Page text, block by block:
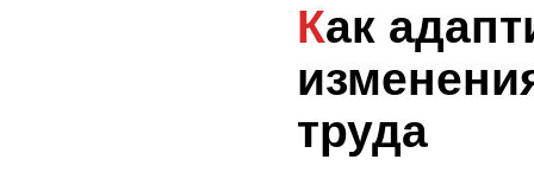
Как адаптироваться к
труда